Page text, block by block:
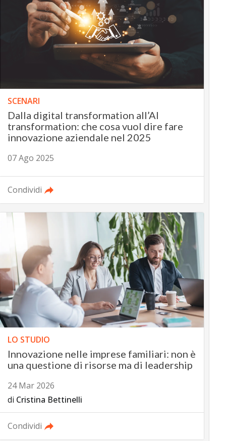
SCENARI
Dalla digital transformation all’AI
transformation: che cosa vuol dire fare
innovazione aziendale nel 2025
07 Ago 2025
Condividi
LO STUDIO
Innovazione nelle imprese familiari: non è
una questione di risorse ma di leadership
24 Mar 2026
di Cristina Bettinelli
Condividi